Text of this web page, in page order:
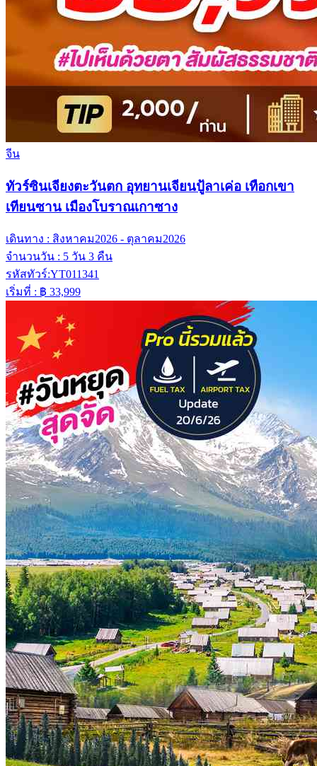
จีน
ทัวร์ซินเจียงตะวันตก อุทยานเจียนปู้ลาเค่อ เทือกเขา
เทียนซาน เมืองโบราณเกาซาง
เดินทาง : สิงหาคม2026 - ตุลาคม2026
จำนวนวัน : 5 วัน 3 คืน
รหัสทัวร์:YT011341
เริ่มที่ : ฿ 33,999